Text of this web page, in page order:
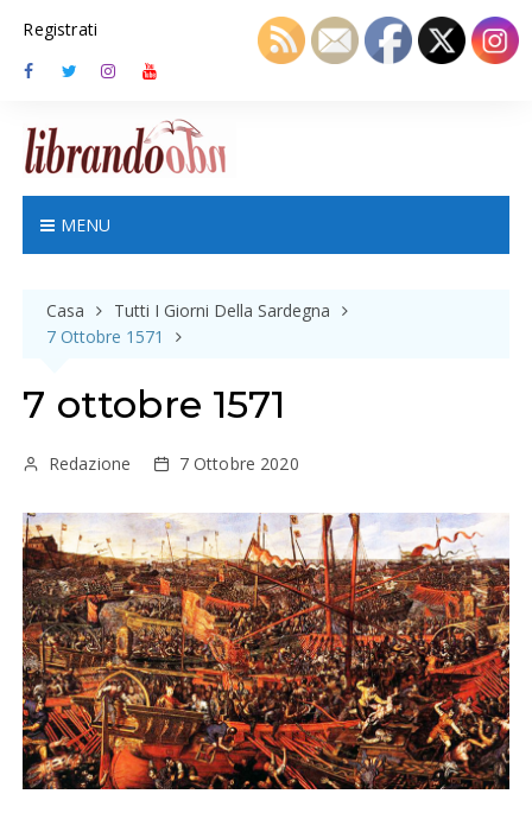
Registrati
MENU
Casa
Tutti I Giorni Della Sardegna
7 Ottobre 1571
7 ottobre 1571
Redazione 7 Ottobre 2020